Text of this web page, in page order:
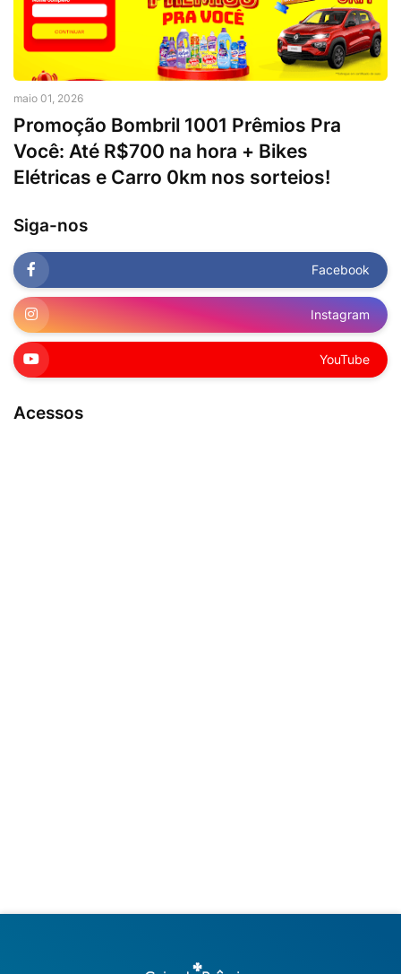
maio 01, 2026
Promoção Bombril 1001 Prêmios Pra
Você: Até R$700 na hora + Bikes
Elétricas e Carro 0km nos sorteios!
Siga-nos
Facebook
Instagram
YouTube
Acessos